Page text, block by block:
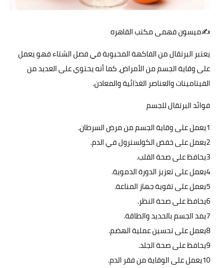
حوادث وقضايا
الصحه والجمال
فن المطبخ
✍️ميسون فهمى مكتب القاهره
يعتبر البرتقال من الفاكهة المحبوبة في فصل الشتاء فهو يعمل
على وقاية الجسم من الأمراض، كما أنه يحتوي على العديد من
الفيتامينات والعناصر الغذائية والمعادن.
فوائد البرتقال للجسم
1يعمل على وقاية الجسم من مرض السرطان.
2يعمل على خفض الكولسترول في الدم.
3يحافظ على صحة القلب.
4يعمل على تعزيز الدورة الدموية.
5يعمل على تقوية جهاز المناعة.
6يحافظ على صحة النظر.
7يمد الجسم بالحديد والطاقة.
8يعمل على تحسين عملية الهضم.
9يحافظ على صحة الجلد.
10يعمل على الوقاية من فقر الدم.